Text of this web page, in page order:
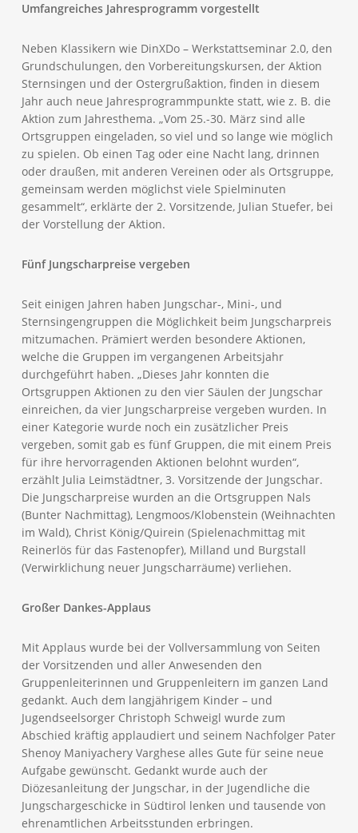
Umfangreiches Jahresprogramm vorgestellt
Neben Klassikern wie DinXDo – Werkstattseminar 2.0, den
Grundschulungen, den Vorbereitungskursen, der Aktion
Sternsingen und der Ostergrußaktion, finden in diesem
Jahr auch neue Jahresprogrammpunkte statt, wie z. B. die
Aktion zum Jahresthema. „Vom 25.-30. März sind alle
Ortsgruppen eingeladen, so viel und so lange wie möglich
zu spielen. Ob einen Tag oder eine Nacht lang, drinnen
oder draußen, mit anderen Vereinen oder als Ortsgruppe,
gemeinsam werden möglichst viele Spielminuten
gesammelt“, erklärte der 2. Vorsitzende, Julian Stuefer, bei
der Vorstellung der Aktion.
Fünf Jungscharpreise vergeben
Seit einigen Jahren haben Jungschar-, Mini-, und
Sternsingengruppen die Möglichkeit beim Jungscharpreis
mitzumachen. Prämiert werden besondere Aktionen,
welche die Gruppen im vergangenen Arbeitsjahr
durchgeführt haben. „Dieses Jahr konnten die
Ortsgruppen Aktionen zu den vier Säulen der Jungschar
einreichen, da vier Jungscharpreise vergeben wurden. In
einer Kategorie wurde noch ein zusätzlicher Preis
vergeben, somit gab es fünf Gruppen, die mit einem Preis
für ihre hervorragenden Aktionen belohnt wurden“,
erzählt Julia Leimstädtner, 3. Vorsitzende der Jungschar.
Die Jungscharpreise wurden an die Ortsgruppen Nals
(Bunter Nachmittag), Lengmoos/Klobenstein (Weihnachten
im Wald), Christ König/Quirein (Spielenachmittag mit
Reinerlös für das Fastenopfer), Milland und Burgstall
(Verwirklichung neuer Jungscharräume) verliehen.
Großer Dankes-Applaus
Mit Applaus wurde bei der Vollversammlung von Seiten
der Vorsitzenden und aller Anwesenden den
Gruppenleiterinnen und Gruppenleitern im ganzen Land
gedankt. Auch dem langjährigem Kinder – und
Jugendseelsorger Christoph Schweigl wurde zum
Abschied kräftig applaudiert und seinem Nachfolger Pater
Shenoy Maniyachery Varghese alles Gute für seine neue
Aufgabe gewünscht. Gedankt wurde auch der
Diözesanleitung der Jungschar, in der Jugendliche die
Jungschargeschicke in Südtirol lenken und tausende von
ehrenamtlichen Arbeitsstunden erbringen.